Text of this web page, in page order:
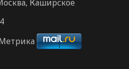
Каширское